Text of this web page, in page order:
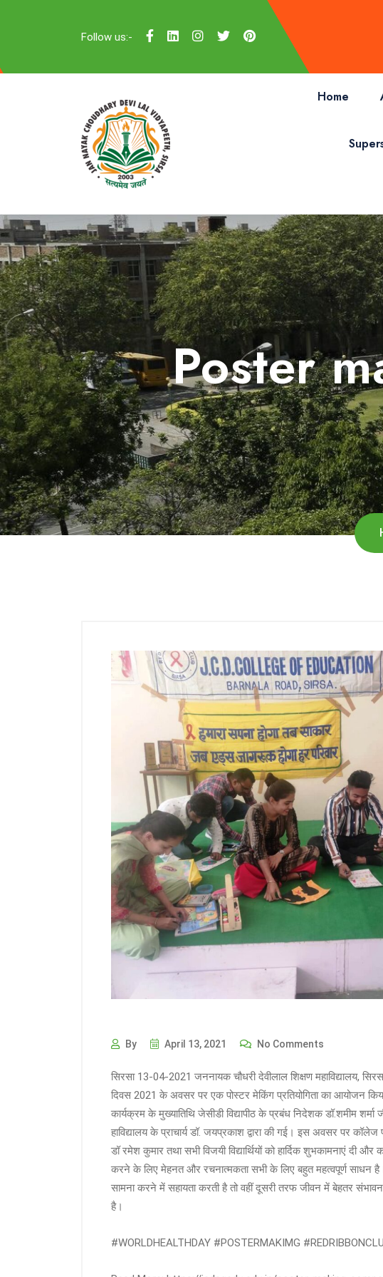
Follow us:-
Home
Poster
By April 13, 2021 No Comments
सिरसा 13-04-2021 जननायक चौधरी देवीलाल शिक्षण महाविद्यालय,
दिवस 2021 के अवसर पर एक पोस्टर मेकिंग प्रतियोगिता का आयोजन
कार्यक्रम के मुख्यातिथि जेसीडी विद्यापीठ के प्रबंध निदेशक डॉ.शमीम
हाविद्यालय के प्राचार्य डॉ. जयप्रकाश द्वारा की गई। इस अवसर पर
डॉ रमेश कुमार तथा सभी विजयी विद्यार्थियों को हार्दिक शुभकामनाएं
करने के लिए मेहनत और रचनात्मकता सभी के लिए बहुत महत्वपूर्ण साधन
सामना करने में सहायता करती है तो वहीं दूसरी तरफ जीवन में बेहतर
है।
#WORLDHEALTHDAY #POSTERMAKIMG